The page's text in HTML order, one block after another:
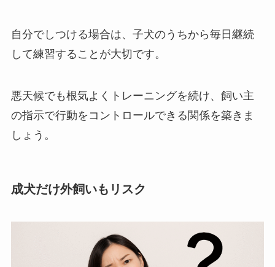
自分でしつける場合は、子犬のうちから毎日継続
して練習することが大切です。
悪天候でも根気よくトレーニングを続け、飼い主
の指示で行動をコントロールできる関係を築きま
しょう。
成犬だけ外飼いもリスク